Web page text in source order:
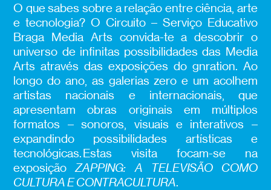
O que sabes sobre a relação entre ciência, arte
e tecnologia? O Circuito – Serviço Educativo
Braga Media Arts convida-te a descobrir o
universo de infinitas possibilidades das Media
Arts através das exposições do gnration. Ao
longo do ano, as galerias zero e um acolhem
artistas nacionais e internacionais, que
apresentam obras originais em múltiplos
formatos – sonoros, visuais e interativos –
expandindo possibilidades artísticas e
tecnológicas. Estas visita focam-se na
exposiçãoZAPPING: A TELEVISÃO COMO
CULTURA E CONTRACULTURA.